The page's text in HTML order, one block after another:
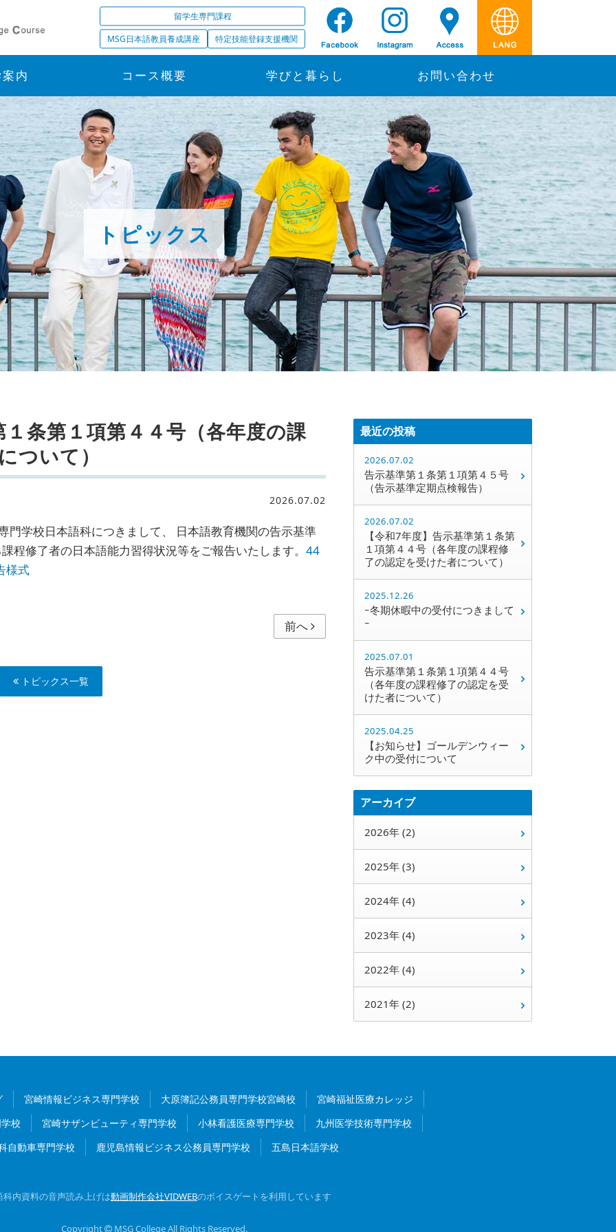
留学生専門課程
MSG日本語教員養成講座
特定技能登録支援機関
内 コース概要 学びと暮らし お問い合わせ
トピックス
条第１項第４４号（各年度の課
ついて）
2026.07.02
学校日本語科につきまして、 日本語教育機関の告示基準
程修了者の日本語能力習得状況等をご報告いたします。 44
様式
前へ
トピックス一覧
最近の投稿
2026.07.02
告示基準第１条第１項第４５号
（告示基準定期点検報告）
2026.07.02
【令和7年度】告示基準第１条第
１項第４４号（各年度の課程修
了の認定を受けた者について）
2025.12.26
ｰ冬期休暇中の受付につきまして
ｰ
2025.07.01
告示基準第１条第１項第４４号
（各年度の課程修了の認定を受
けた者について）
2025.04.25
【お知らせ】ゴールデンウィー
ク中の受付について
アーカイブ
2026年 (2)
2025年 (3)
2024年 (4)
2023年 (4)
2022年 (4)
2021年 (2)
宮崎情報ビジネス専門学校 大原簿記公務員専門学校宮崎校
宮崎福祉医療カレッジ
校
宮崎サザンビューティ専門学校 小林看護医療専門学校
九州医学技術専門学校
自動車専門学校
鹿児島情報ビジネス公務員専門学校 五島日本語学校
科内資料の音声読み上げは動画制作会社VIDWEBのボイスゲートを利用しています
Copyright MSG CollegeAll Rights Reserved.